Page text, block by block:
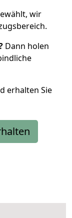
wir
Dann holen
erhalten Sie